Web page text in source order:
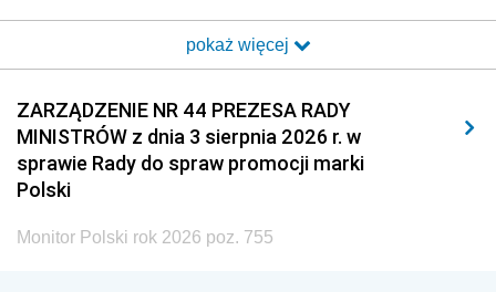
2017 2016 2015
2014 2013 2012
2011 2010 2009
2008 2007 2006
2005
pokaż więcej
ZARZĄDZENIE NR 44 PREZESA RADY
MINISTRÓW z dnia 3 sierpnia 2026 r. w
sprawie Rady do spraw promocji marki
Polski
Monitor Polski rok 2026 poz. 755